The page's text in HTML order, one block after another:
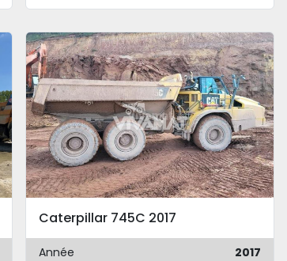
Caterpillar 745C 2017
Année
2017